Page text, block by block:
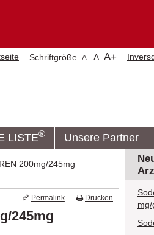
LISTE® Unsere Partner
Schriftgröße A- A A+
200mg/245mg
245mg
Permalink Drucken